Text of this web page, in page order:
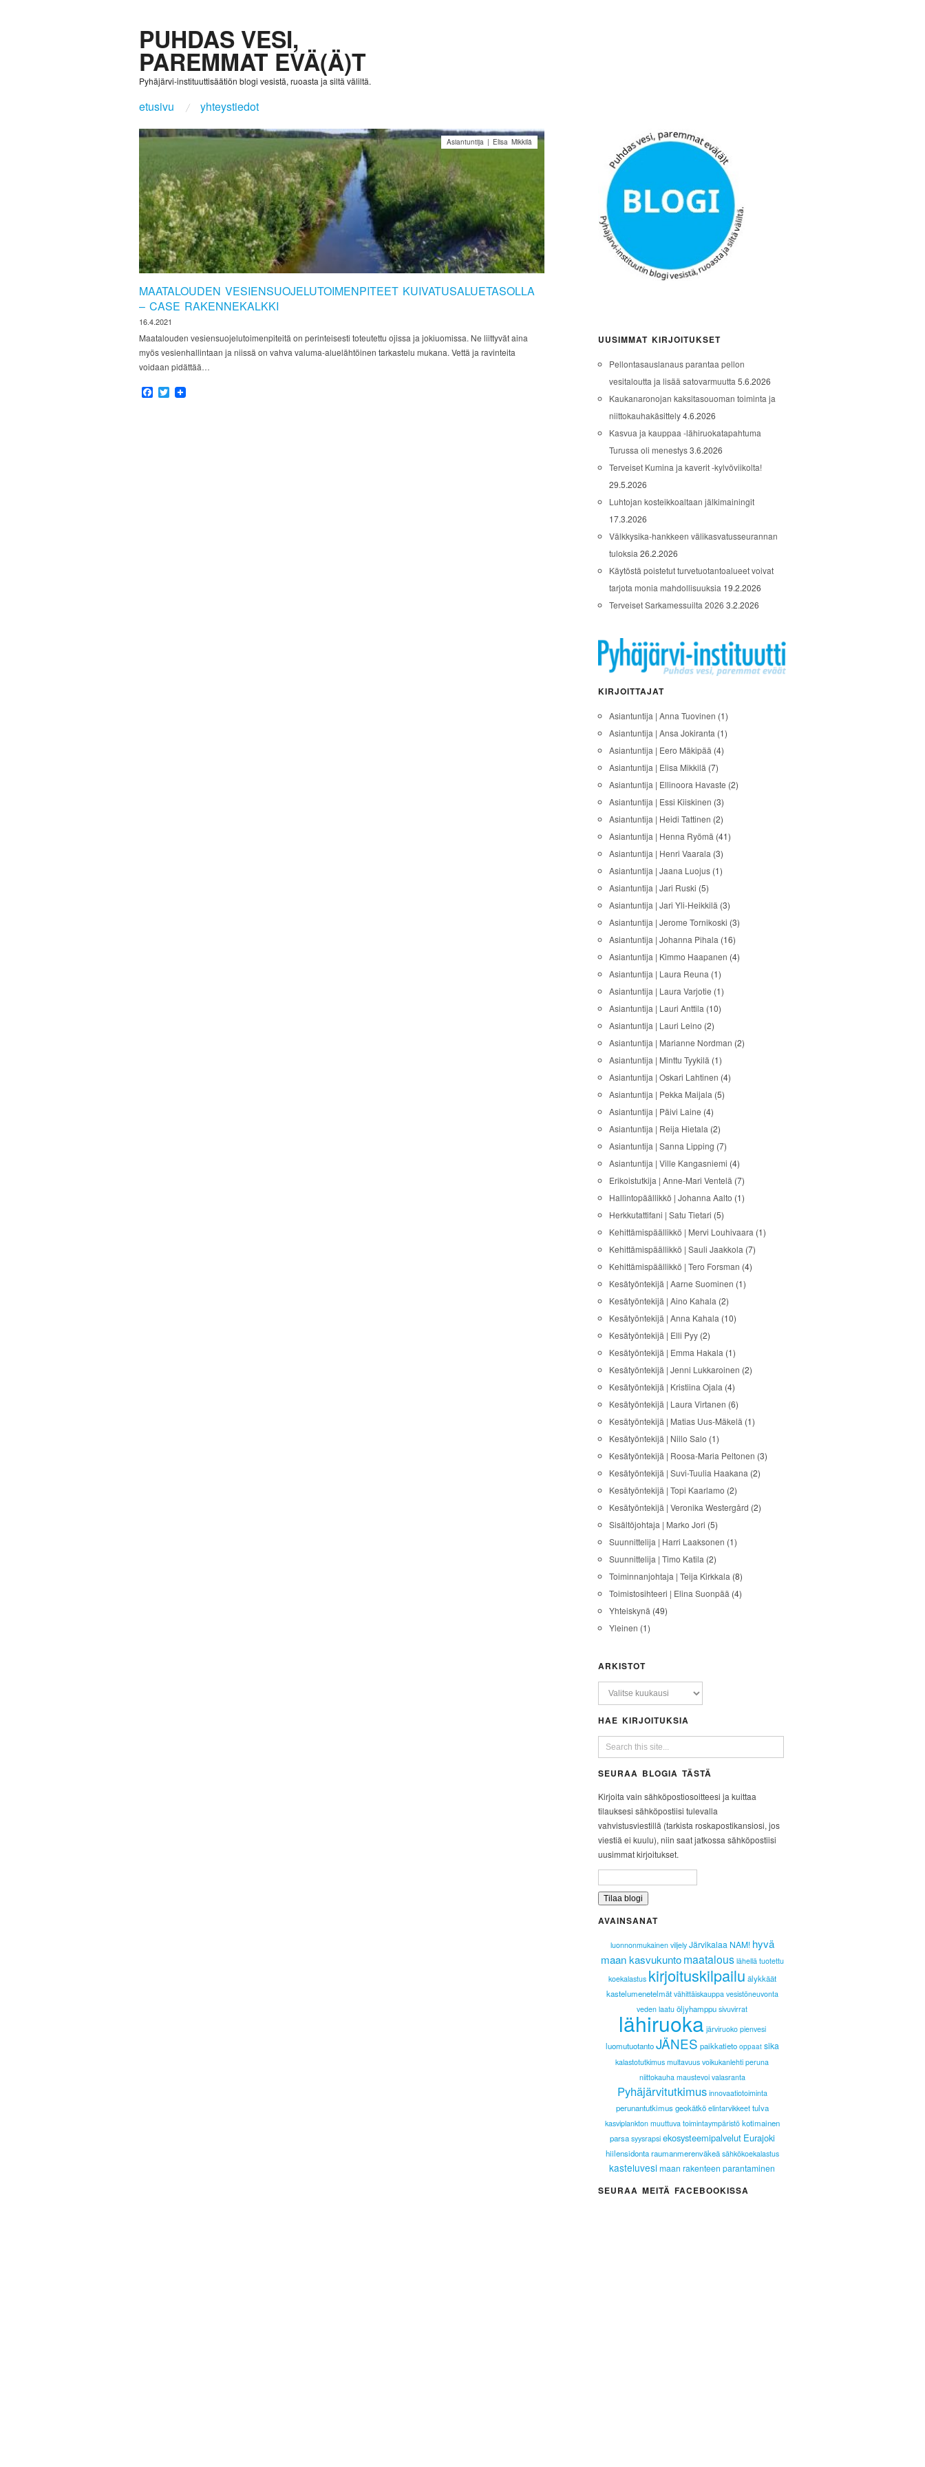
PUHDAS VESI,
PAREMMAT EVÄ(Ä)T
Pyhäjärvi-instituuttisäätiön blogi vesistä, ruoasta ja siltä väliltä.
etusivu yhteystiedot
MAATALOUDEN VESIENSUOJELUTOIMENPITEET KUIVATUSALUETASOLLA
– CASE RAKENNEKALKKI
16.4.2021
Asiantuntija | Elisa Mikkilä
Maatalouden vesiensuojelutoimenpiteitä on perinteisesti toteutettu ojissa ja jokiuomissa. Ne liittyvät aina
myös vesienhallintaan ja niissä on vahva valuma-aluelähtöinen tarkastelu mukana. Vettä ja ravinteita
voidaan pidättää…
Facebook
Twitter
UUSIMMAT KIRJOITUKSET
Pellontasauslanaus parantaa pellon
vesitaloutta ja lisää satovarmuutta 5.6.2026
Kaukanaronojan kaksitasouoman toiminta ja
niittokauhakäsittely 4.6.2026
Kasvua ja kauppaa -lähiruokatapahtuma
Turussa oli menestys 3.6.2026
Terveiset Kumina ja kaverit -kylvöviikolta!
29.5.2026
Luhtojan kosteikkoaltaan jälkimainingit
17.3.2026
Välkkysika-hankkeen välikasvatusseurannan
tuloksia 26.2.2026
Käytöstä poistetut turvetuotantoalueet voivat
tarjota monia mahdollisuuksia 19.2.2026
Terveiset Sarkamessuilta 2026 3.2.2026
KIRJOITTAJAT
Asiantuntija | Anna Tuovinen (1)
Asiantuntija | Ansa Jokiranta (1)
Asiantuntija | Eero Mäkipää (4)
Asiantuntija | Elisa Mikkilä (7)
Asiantuntija | Ellinoora Havaste (2)
Asiantuntija | Essi Kiiskinen (3)
Asiantuntija | Heidi Tattinen (2)
Asiantuntija | Henna Ryömä (41)
Asiantuntija | Henri Vaarala (3)
Asiantuntija | Jaana Luojus (1)
Asiantuntija | Jari Ruski (5)
Asiantuntija | Jari Yli-Heikkilä (3)
Asiantuntija | Jerome Tornikoski (3)
Asiantuntija | Johanna Pihala (16)
Asiantuntija | Kimmo Haapanen (4)
Asiantuntija | Laura Reuna (1)
Asiantuntija | Laura Varjotie (1)
Asiantuntija | Lauri Anttila (10)
Asiantuntija | Lauri Leino (2)
Asiantuntija | Marianne Nordman (2)
Asiantuntija | Minttu Tyykilä (1)
Asiantuntija | Oskari Lahtinen (4)
Asiantuntija | Pekka Maijala (5)
Asiantuntija | Päivi Laine (4)
Asiantuntija | Reija Hietala (2)
Asiantuntija | Sanna Lipping (7)
Asiantuntija | Ville Kangasniemi (4)
Erikoistutkija | Anne-Mari Ventelä (7)
Hallintopäällikkö | Johanna Aalto (1)
Herkkutattifani | Satu Tietari (5)
Kehittämispäällikkö | Mervi Louhivaara (1)
Kehittämispäällikkö | Sauli Jaakkola (7)
Kehittämispäällikkö | Tero Forsman (4)
Kesätyöntekijä | Aarne Suominen (1)
Kesätyöntekijä | Aino Kahala (2)
Kesätyöntekijä | Anna Kahala (10)
Kesätyöntekijä | Elli Pyy (2)
Kesätyöntekijä | Emma Hakala (1)
Kesätyöntekijä | Jenni Lukkaroinen (2)
Kesätyöntekijä | Kristiina Ojala (4)
Kesätyöntekijä | Laura Virtanen (6)
Kesätyöntekijä | Matias Uus-Mäkelä (1)
Kesätyöntekijä | Niilo Salo (1)
Kesätyöntekijä | Roosa-Maria Peltonen (3)
Kesätyöntekijä | Suvi-Tuulia Haakana (2)
Kesätyöntekijä | Topi Kaarlamo (2)
Kesätyöntekijä | Veronika Westergård (2)
Sisältöjohtaja | Marko Jori (5)
Suunnittelija | Harri Laaksonen (1)
Suunnittelija | Timo Katila (2)
Toiminnanjohtaja | Teija Kirkkala (8)
Toimistosihteeri | Elina Suonpää (4)
Yhteiskynä (49)
Yleinen (1)
ARKISTOT
HAE KIRJOITUKSIA
SEURAA BLOGIA TÄSTÄ
Kirjoita vain sähköpostiosoitteesi ja kuittaa
tilauksesi sähköpostiisi tulevalla
vahvistusviestillä (tarkista roskapostikansiosi, jos
viestiä ei kuulu), niin saat jatkossa sähköpostiisi
uusimmat kirjoitukset.
AVAINSANAT
luonnonmukainen viljely Järvikalaa NAM! hyvä
maan kasvukunto maatalous lähellä tuotettu
koekalastus kirjoituskilpailu älykkäät
kastelumenetelmät vähittäiskauppa vesistöneuvonta
veden laatu öljyhamppu sivuvirrat
lähiruoka järviruoko pienvesi
luomutuotanto JÄNES paikkatieto oppaat sika
kalastotutkimus multavuus voikukanlehti peruna
niittokauha maustevoi valasranta
Pyhäjärvitutkimus innovaatiotoiminta
perunantutkimus geokätkö elintarvikkeet tulva
kasviplankton muuttuva toimintaympäristö kotimainen
parsa syysrapsi ekosysteemipalvelut Eurajoki
hiilensidonta raumanmerenväkeä sähkökoekalastus
kasteluvesimaan rakenteen parantaminen
SEURAA MEITÄ FACEBOOKISSA